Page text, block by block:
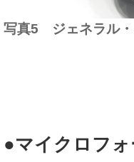
写真5 ジェネラル・
●マイクロフ